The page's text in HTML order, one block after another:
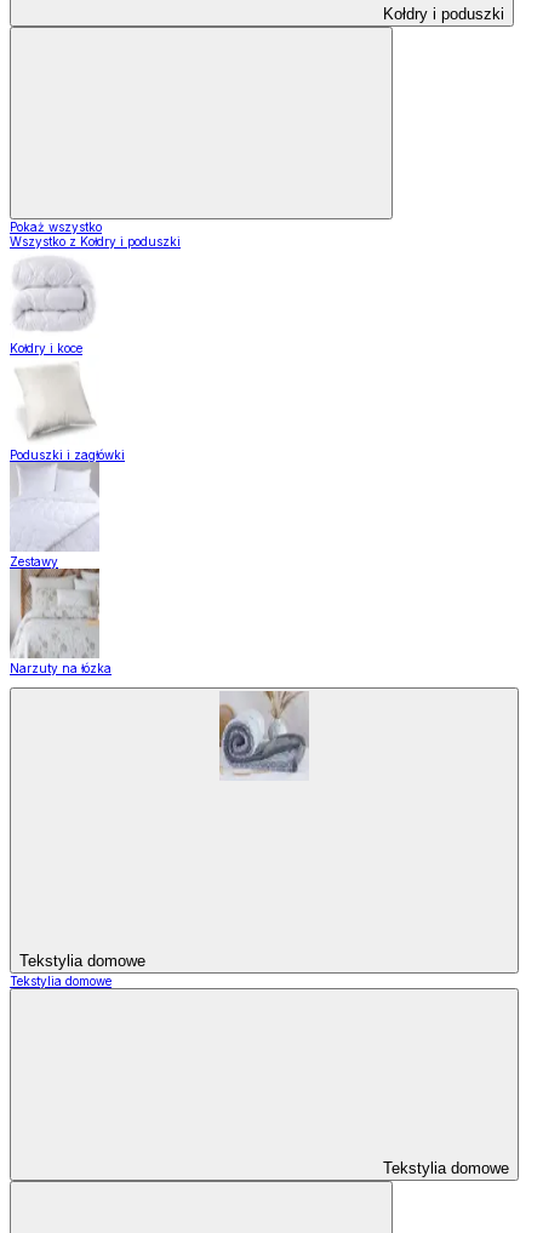
Kołdry i poduszki
Pokaż wszystko
Wszystko z Kołdry i poduszki
Kołdry i koce
Poduszki i zagłówki
Zestawy
Narzuty na łózka
Tekstylia domowe
Tekstylia domowe
Tekstylia domowe